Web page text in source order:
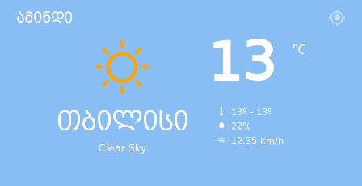
ამინდი
თბილისი
Clear Sky
13 ℃
13º - 13º
22%
12.35 km/h